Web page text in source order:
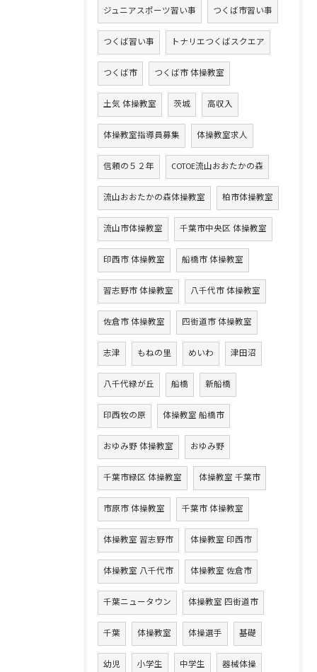
ジュニアスポーツ習い事 つくば市習い事
つくば習い事 トナリエつくばスクエア
つくば市 つくば市 体操教室
土気 体操教室 茨城 高収入
体操教室指導員募集 体操教室求人
信頼の５２年 COTOE流山おおたかの森
流山おおたかの森体操教室 柏市体操教室
流山市体操教室 千葉市中央区 体操教室
印西市 体操教室 船橋市 体操教室
習志野市 体操教室 八千代市 体操教室
佐倉市 体操教室 四街道市 体操教室
志津 もねの里 めいわ 津田沼
八千代緑が丘 船橋 新船橋
印西牧の原 体操教室 船橋市
おゆみ野 体操教室 おゆみ野
千葉市緑区 体操教室 体操教室 千葉市
市原市 体操教室 千葉市 体操教室
体操教室 習志野市 体操教室 印西市
体操教室 八千代市 体操教室 佐倉市
千葉ニュータウン 体操教室 四街道市
千葉 体操教室 体操選手 基礎
幼児 小学生 中学生 器械体操